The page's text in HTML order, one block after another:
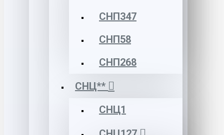
СНП347
СНП58
СНП268
СНЦ**
СНЦ1